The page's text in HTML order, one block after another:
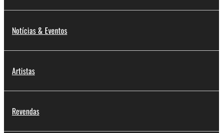
Notícias & Eventos
Artistas
Revendas